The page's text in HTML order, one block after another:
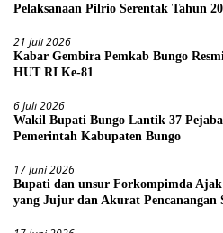
Pelaksanaan Pilrio Serentak Tahun
21 Juli 2026
Kabar Gembira Pemkab Bungo
HUT RI Ke-81
6 Juli 2026
Wakil Bupati Bungo Lantik 37
Pemerintah Kabupaten Bungo
17 Juni 2026
Bupati dan unsur Forkompimda
yang Jujur dan Akurat Pencanangan